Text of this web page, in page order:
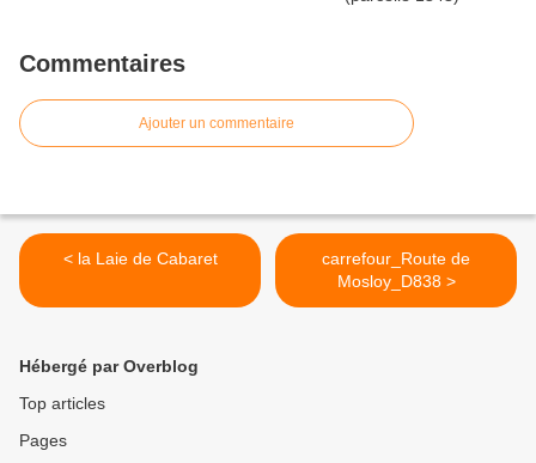
Commentaires
Ajouter un commentaire
< la Laie de Cabaret
carrefour_Route de
Mosloy_D838 >
Hébergé par Overblog
Top articles
Pages